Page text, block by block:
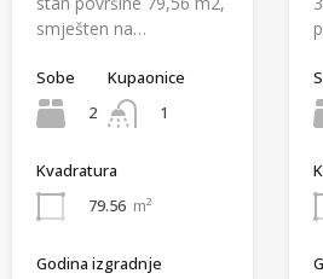
smješten na…
Sobe
2
Kupaonice
1
Kvadratura
79.56 m²
Godina izgradnje